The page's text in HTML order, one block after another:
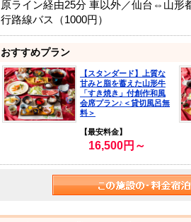
原ライン経由25分 車以外／仙台⇔山
行路線バス（1000円）
おすすめプラン
【スタンダード】上質な
甘みと脂を蓄えた山形牛
「すき焼き」付創作和風
会席プラン♪＜貸切風呂無
料＞
【最安料金】
16,500円～